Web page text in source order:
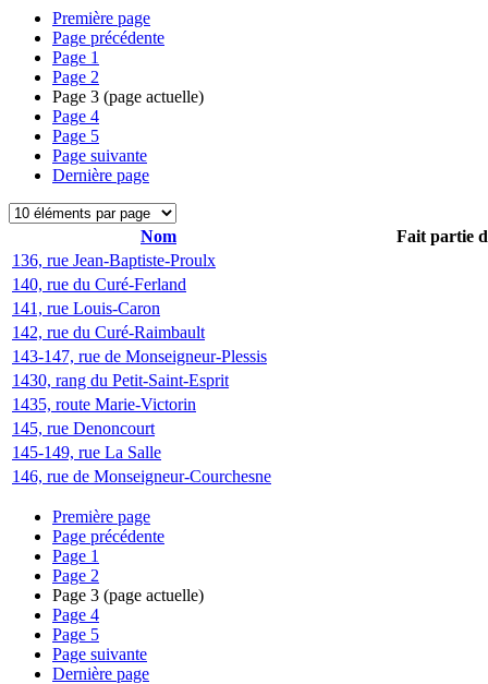
Première page
Page précédente
Page 1
Page 2
Page 3 (page actuelle)
Page 4
Page 5
Page suivante
Dernière page
Nom
Fait partie
136, rue Jean-Baptiste-Proulx
140, rue du Curé-Ferland
141, rue Louis-Caron
142, rue du Curé-Raimbault
143-147, rue de Monseigneur-Plessis
1430, rang du Petit-Saint-Esprit
1435, route Marie-Victorin
145, rue Denoncourt
145-149, rue La Salle
146, rue de Monseigneur-Courchesne
Première page
Page précédente
Page 1
Page 2
Page 3 (page actuelle)
Page 4
Page 5
Page suivante
Dernière page